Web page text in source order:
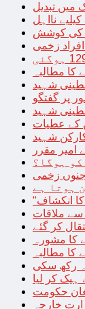
نااہل
مطالبہ
پر گفتگو
کے عطیات
شہید
امیر مقرر
ہوگا؟
ہوتا ہے
انکشاف
سے ملاقات
کر گئے
کا مشورہ
مطالبہ
نہ رکھ سکی
کر لیا
خارجہ